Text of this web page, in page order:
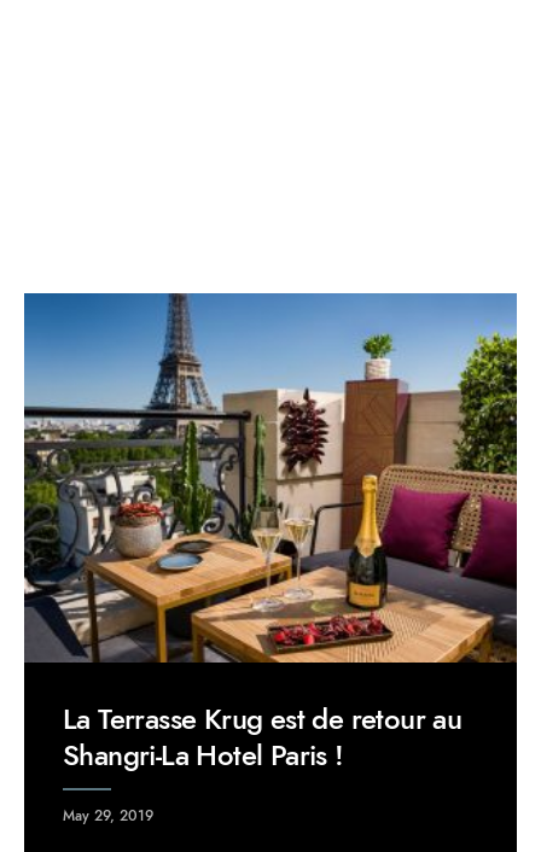
La Terrasse Krug est de retour au
Shangri-La Hotel Paris !
May 29, 2019